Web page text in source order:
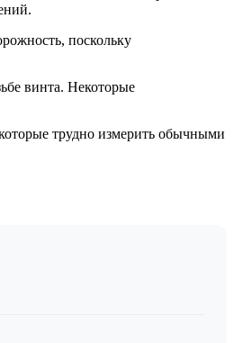
поскольку
винта. Некоторые
трудно измерить обычными